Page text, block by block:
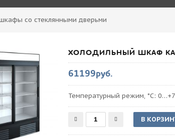
со стеклянными дверьми
ХОЛОДИЛЬНЫЙ ШКАФ
61199руб.
Температурный режим, *С: